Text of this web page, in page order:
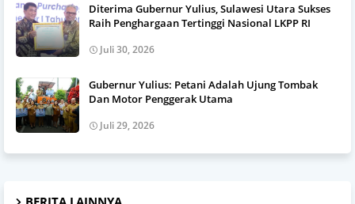
Diterima Gubernur Yulius, Sulawesi Utara Sukses
Raih Penghargaan Tertinggi Nasional LKPP RI
Juli 30, 2026
Gubernur Yulius: Petani Adalah Ujung Tombak
Dan Motor Penggerak Utama
Juli 29, 2026